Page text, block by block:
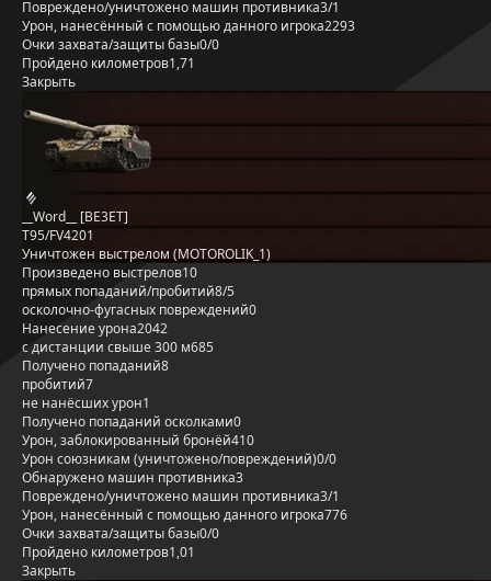
Повреждено/уничтожено машин противника3/1
Урон, нанесённый с помощью данного игрока2293
Очки захвата/защиты базы0/0
Пройдено километров1,71
Закрыть
__Word__ [BE3ET]
T95/FV4201
Уничтожен выстрелом (MOTOROLIK_1)
Произведено выстрелов10
прямых попаданий/пробитий8/5
осколочно-фугасных повреждений0
Нанесение урона2042
с дистанции свыше 300 м685
Получено попаданий8
пробитий7
не нанёсших урон1
Получено попаданий осколками0
Урон, заблокированный бронёй410
Урон союзникам (уничтожено/повреждений)0/0
Обнаружено машин противника3
Повреждено/уничтожено машин противника3/1
Урон, нанесённый с помощью данного игрока776
Очки захвата/защиты базы0/0
Пройдено километров1,01
Закрыть